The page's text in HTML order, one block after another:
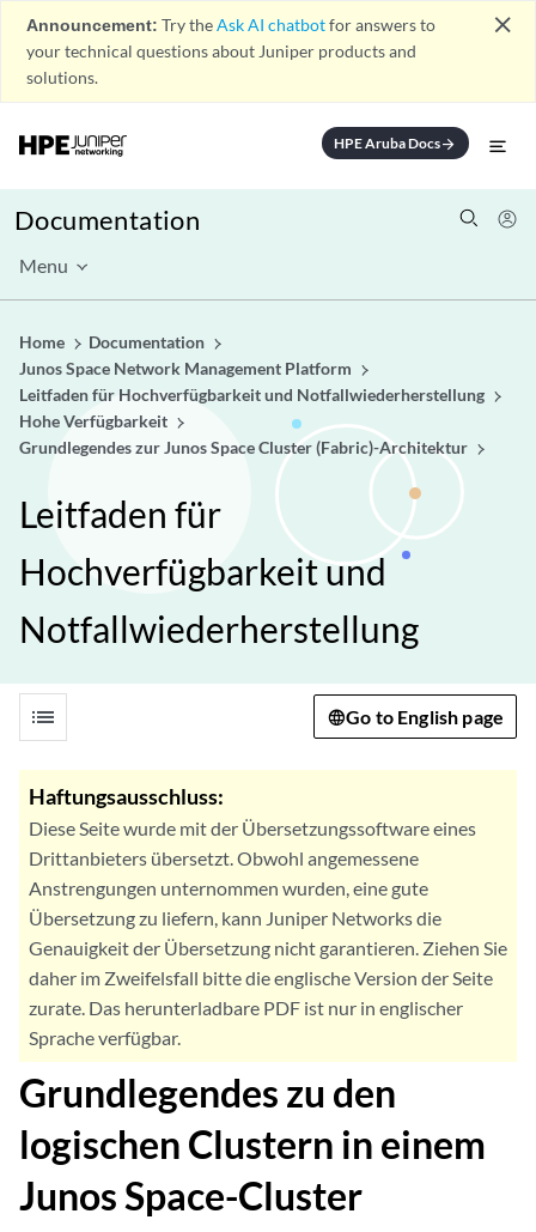
Announcement: Try theAsk AI chatbotfor answers to
your technical questions about Juniper products and
solutions.
close
HPE Aruba Docsarrow_forward
Documentation
Menu
Home
Documentation
Junos Space Network Management Platform
Leitfaden für Hochverfügbarkeit und Notfallwiederherstellung
Hohe Verfügbarkeit
Grundlegendes zur Junos Space Cluster (Fabric)-Architektur
Leitfaden für
Hochverfügbarkeit und
Notfallwiederherstellung
list Go to English page
Haftungsausschluss:
Diese Seite wurde mit der Übersetzungssoftware eines
Drittanbieters übersetzt. Obwohl angemessene
Anstrengungen unternommen wurden, eine gute
Übersetzung zu liefern, kann Juniper Networks die
Genauigkeit der Übersetzung nicht garantieren. Ziehen Sie
daher im Zweifelsfall bitte die englische Version der Seite
zurate. Das herunterladbare PDF ist nur in englischer
Sprache verfügbar.
Grundlegendes zu den
logischen Clustern in einem
Junos Space-Cluster